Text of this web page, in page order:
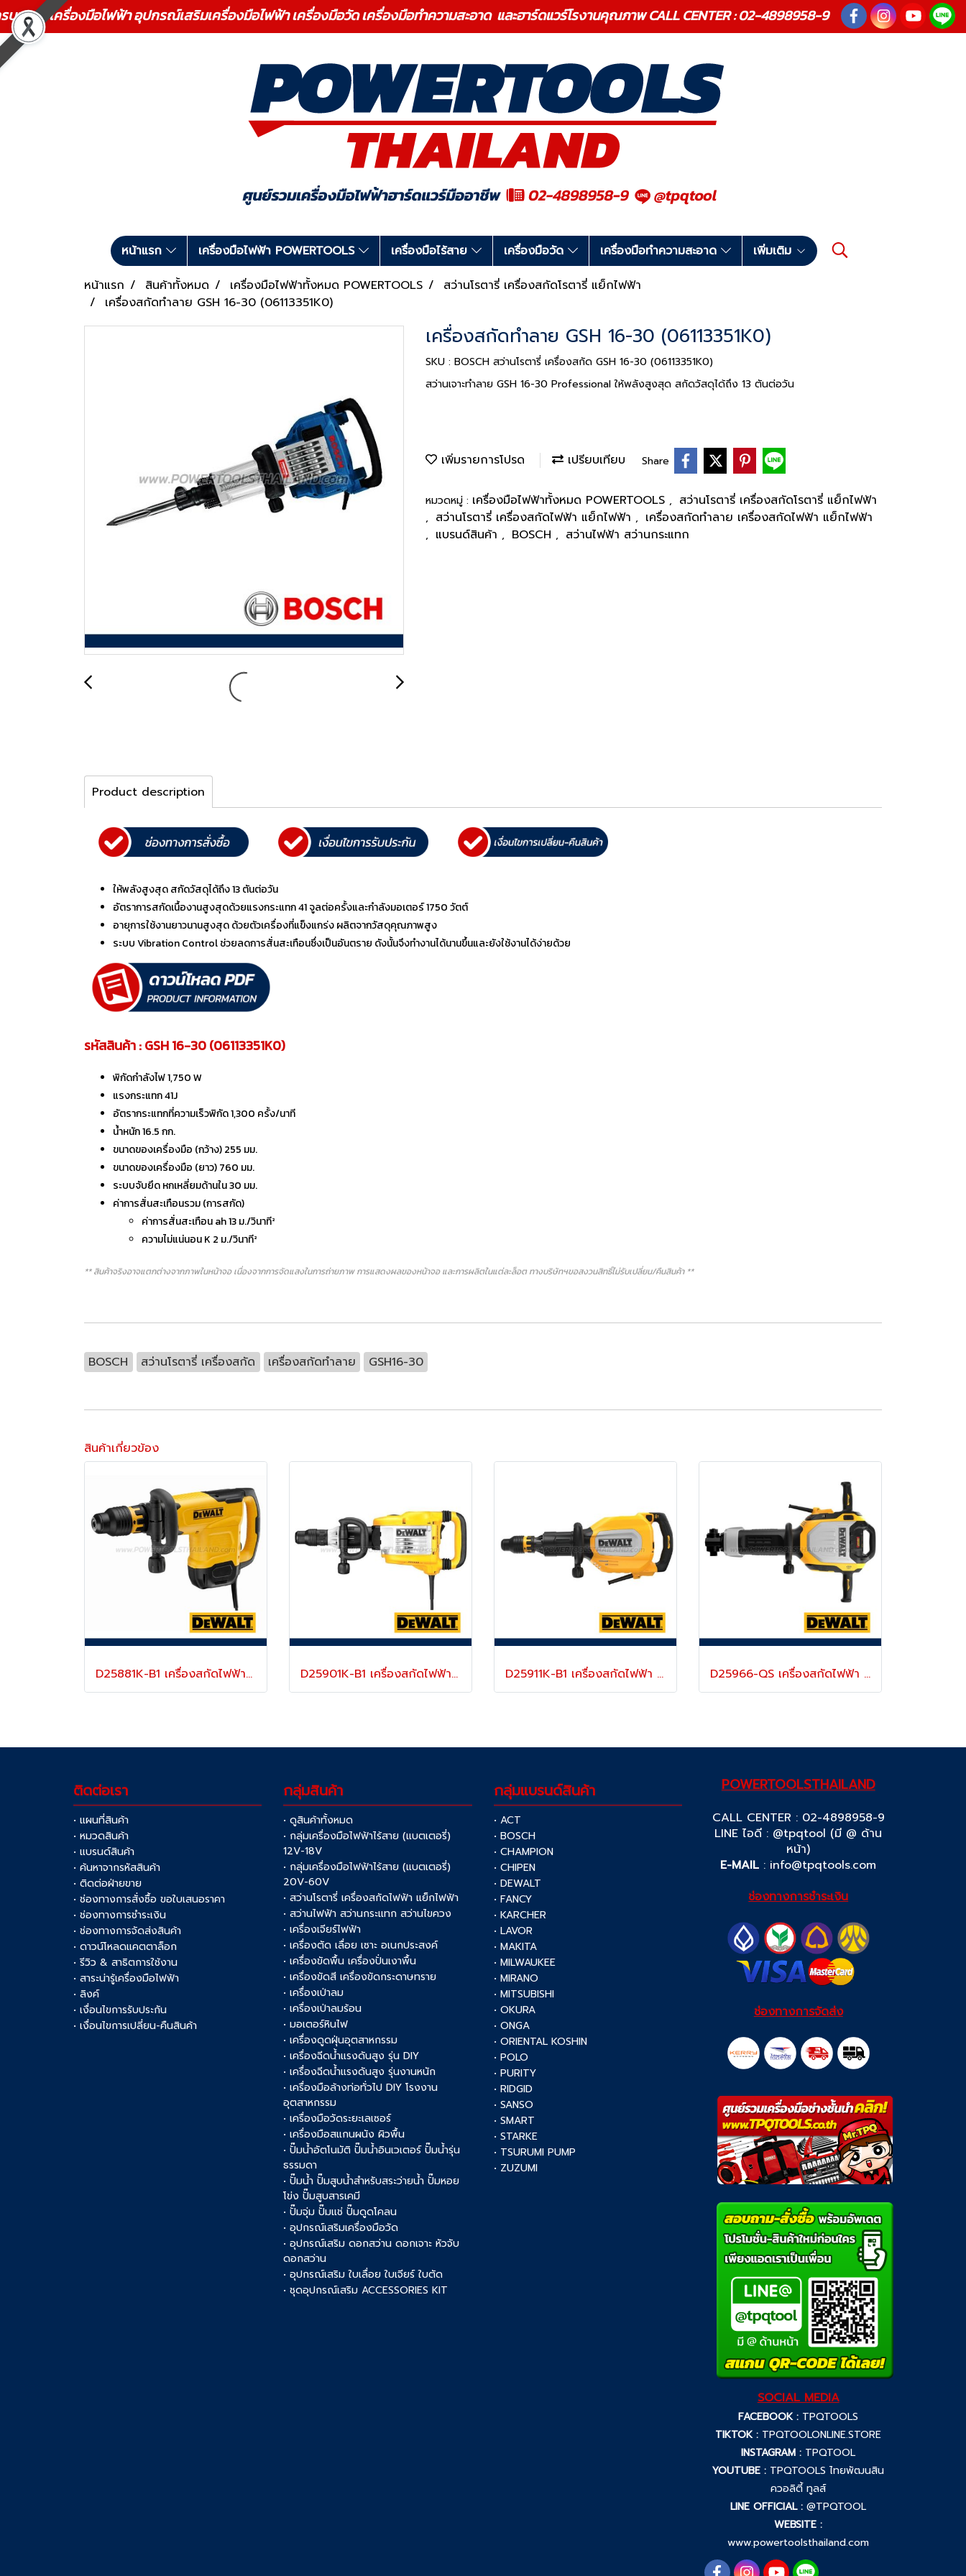
บวงจร เครื่องมือไฟฟ้า อุปกรณ์เสริมเครื่องมือไฟฟ้า เครื่องมือวัด เครื่องมือทำความสะอาด และฮาร์ดแวร์โรงานคุณภาพ CALL CENTER : 02-4898958-9
หน้าแรก เครื่องมือไฟฟ้า POWERTOOLS เครื่องมือไร้สาย เครื่องมือวัด เครื่องมือทำความสะอาด
เพิ่มเติม
หน้าแรก
สินค้าทั้งหมด เครื่องมือไฟฟ้าทั้งหมด POWERTOOLS
สว่านโรตารี่ เครื่องสกัดโรตารี่ แย็กไฟฟ้า
เครื่องสกัดทำลาย GSH 16-30 (06113351K0)
เครื่องสกัดทำลาย GSH 16-30 (06113351K0)
SKU : BOSCH สว่านโรตารี่ เครื่องสกัด GSH 16-30 (06113351K0)
สว่านเจาะทำลาย GSH 16-30 Professional ให้พลังสูงสุด สกัดวัสดุได้ถึง 13 ตันต่อวัน
เพิ่มรายการโปรด เปรียบเทียบ Share
หมวดหมู่ : เครื่องมือไฟฟ้าทั้งหมด POWERTOOLS , สว่านโรตารี่ เครื่องสกัดโรตารี่ แย็กไฟฟ้า
, สว่านโรตารี่ เครื่องสกัดไฟฟ้า แย็กไฟฟ้า , เครื่องสกัดทำลาย เครื่องสกัดไฟฟ้า แย็กไฟฟ้า
, แบรนด์สินค้า , BOSCH , สว่านไฟฟ้า สว่านกระแทก
Product description
ให้พลังสูงสุด สกัดวัสดุได้ถึง 13 ตันต่อวัน
อัตราการสกัดเนื้องานสูงสุดด้วยแรงกระแทก 41 จูลต่อครั้งและกำลังมอเตอร์ 1750 วัตต์
อายุการใช้งานยาวนานสูงสุด ด้วยตัวเครื่องที่แข็งแกร่ง ผลิตจากวัสดุคุณภาพสูง
ระบบ Vibration Control ช่วยลดการสั่นสะเทือนซึ่งเป็นอันตราย ดังนั้นจึงทำงานได้นานขึ้นและยังใช้งานได้ง่ายด้วย
รหัสสินค้า : GSH 16-30 (06113351K0)
พิกัดกำลังไฟ 1,750 W
แรงกระแทก 41J
อัตรากระแทกที่ความเร็วพิกัด 1,300 ครั้ง/นาที
น้ำหนัก 16.5 กก.
ขนาดของเครื่องมือ (กว้าง) 255 มม.
ขนาดของเครื่องมือ (ยาว) 760 มม.
ระบบจับยึด หกเหลี่ยมด้านใน 30 มม.
ค่าการสั่นสะเทือนรวม (การสกัด)
ค่าการสั่นสะเทือน ah 13 ม./วินาที²
ความไม่แน่นอน K 2 ม./วินาที²
** สินค้าจริงอาจแตกต่างจากภาพในหน้าจอ เนื่องจากการจัดแสงในการถ่ายภาพ การแสดงผลของหน้าจอ และการผลิตในแต่ละล็อต ทางบริษัทฯขอสงวนสิทธิ์ไม่รับเปลี่ยน/คืนสินค้า **
BOSCH สว่านโรตารี่ เครื่องสกัด เครื่องสกัดทำลาย GSH16-30
สินค้าเกี่ยวข้อง
D25881K-B1 เครื่องสกัดไฟฟ้า (แย็กไฟฟ้า) 10 กก. SDS-MAX 1600 วัตต์ ปรับความเร็วได้ หัวจับดอก SDS-MAX "DEWALT" ดีวอลท์ D25901K-B1 เครื่องสกัดไฟฟ้า (แย็กไฟฟ้า) 10 กก. SDS-MAX 1550 วัตต์ มีระบบลดแรงสั่นสะเทือน ปรับความเร็วได้ "DEWALT" ดีวอลท์ "รุ่นยอดนิยม" D25911K-B1 เครื่องสกัดไฟฟ้า (แย็กไฟฟ้า) 12 กก. SDS-MAX 1700 วัตต์ มอเตอร์ไร้แปรงถ่าน ปรับความเร็วรอบได้ มีระบบลดแรงสั่นสะเทือน "DEWALT" ดีวอลท์ D25966-QS เครื่องสกัดไฟฟ้า (แย็กไฟฟ้า) 28 มม. / 16 กก SDS-MAX 1800 วัตต์ มอเตอร์ไร้แปรงถ่าน ปรับความเร็วรอบได้ มีระบบลดแรงสั่นสะเทือน "DEWALT" ดีวอลท์
ติดต่อเรา
• แผนที่สินค้า
• หมวดสินค้า
• แบรนด์สินค้า
• ค้นหาจากรหัสสินค้า
• ติดต่อฝ่ายขาย
• ช่องทางการสั่งซื้อ ขอใบเสนอราคา
• ช่องทางการชำระเงิน
• ช่องทางการจัดส่งสินค้า
• ดาวน์โหลดแคตตาล็อก
• รีวิว & สาธิตการใช้งาน
• สาระน่ารู้เครื่องมือไฟฟ้า
• ลิงค์
• เงื่อนไขการรับประกัน
• เงื่อนไขการเปลี่ยน-คืนสินค้า
กลุ่มสินค้า
• ดูสินค้าทั้งหมด
• กลุ่มเครื่องมือไฟฟ้าไร้สาย (แบตเตอรี่)
12V-18V
• กลุ่มเครื่องมือไฟฟ้าไร้สาย (แบตเตอรี่)
20V-60V
• สว่านโรตารี่ เครื่องสกัดไฟฟ้า แย็กไฟฟ้า
• สว่านไฟฟ้า สว่านกระแทก สว่านไขควง
• เครื่องเจียร์ไฟฟ้า
• เครื่องตัด เลื่อย เซาะ อเนกประสงค์
• เครื่องขัดพื้น เครื่องปั่นเงาพื้น
• เครื่องขัดสี เครื่องขัดกระดาษทราย
• เครื่องเป่าลม
• เครื่องเป่าลมร้อน
• มอเตอร์หินไฟ
• เครื่องดูดฝุ่นอุตสาหกรรม
• เครื่องฉีดน้ำแรงดันสูง รุ่น DIY
• เครื่องฉีดน้ำแรงดันสูง รุ่นงานหนัก
• เครื่องมือล้างท่อทั่วไป DIY โรงงาน
อุตสาหกรรม
• เครื่องมือวัดระยะเลเซอร์
• เครื่องมือสแกนผนัง ผิวพื้น
• ปั๊มน้ำอัตโนมัติ ปั๊มน้ำอินเวเตอร์ ปั๊มน้ำรุ่น
ธรรมดา
• ปั๊มน้ำ ปั๊มสูบน้ำสำหรับสระว่ายน้ำ ปั๊มหอย
โข่ง ปั๊มสูบสารเคมี
• ปั๊มจุ่ม ปั๊มแช่ ปั๊มดูดโคลน
• อุปกรณ์เสริมเครื่องมือวัด
• อุปกรณ์เสริม ดอกสว่าน ดอกเจาะ หัวจับ
ดอกสว่าน
• อุปกรณ์เสริม ใบเลื่อย ใบเจียร์ ใบตัด
• ชุดอุปกรณ์เสริม ACCESSORIES KIT
กลุ่มแบรนด์สินค้า
• ACT
• BOSCH
• CHAMPION
• CHIPEN
• DEWALT
• FANCY
• KARCHER
• LAVOR
• MAKITA
• MILWAUKEE
• MIRANO
• MITSUBISHI
• OKURA
• ONGA
• ORIENTAL KOSHIN
• POLO
• PURITY
• RIDGID
• SANSO
• SMART
• STARKE
• TSURUMI PUMP
• ZUZUMI
POWERTOOLSTHAILAND
CALL CENTER : 02-4898958-9
LINE ไอดี : @tpqtool (มี @ ด้าน
หน้า)
E-MAIL : info@tpqtools.com
ช่องทางการชำระเงิน
ช่องทางการจัดส่ง
SOCIAL MEDIA
FACEBOOK : TPQTOOLS
TIKTOK : TPQTOOLONLINE.STORE
INSTAGRAM : TPQTOOL
YOUTUBE : TPQTOOLS ไทยพัฒนสิน
ควอลิตี้ ทูลส์
LINE OFFICIAL : @TPQTOOL
WEBSITE :
www.powertoolsthailand.com